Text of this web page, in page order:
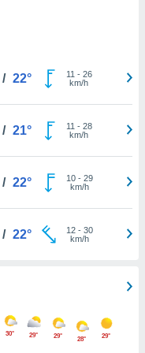
/ 22° 11 - 26
km/h
/ 21° 11 - 28
km/h
/ 22° 10- 29
km/h
/ 22° 12- 30
km/h
30° 29° 29° 28° 29°